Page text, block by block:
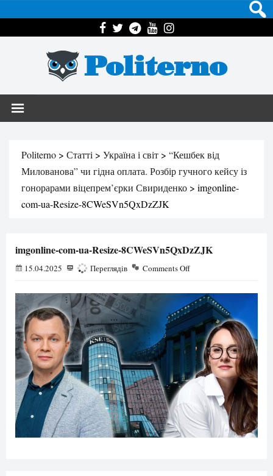
Politerno
Politerno > Статті > Україна і світ > “Кешбек від
Милованова” чи гідна оплата. Розбір гучного кейсу із
гонорарами віцепрем’єрки Свириденко > imgonline-
com-ua-Resize-8CWeSVn5QxDzZJK
imgonline-com-ua-Resize-8CWeSVn5QxDzZJK
15.04.2025 106 Переглядів Comments Off